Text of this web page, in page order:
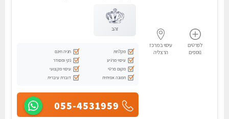
לפרטים
נוספים
עיסוי במרכז
הרצליה
זהב
מקלחת
חניה חינם
עיסוי מרגיע
נקי ומסודר
מקום פרטי
עיסוי מקצועי
תמונה אמיתית
דוברת עיברית
055-4531959